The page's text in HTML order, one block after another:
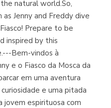
natural world.So,
Jenny and Freddy dive
Prepare to be
inspired by this
Bem-vindos à
e o Fiasco da Mosca da
em uma aventura
e uma pitada
jovem espirituosa com